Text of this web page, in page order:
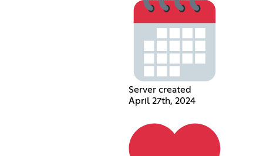
Server created
April 27th, 2024